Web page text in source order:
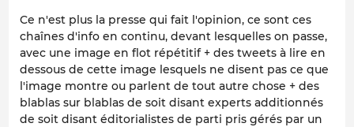
Ce n'est plus la presse qui fait l'opinion, ce sont ces
chaînes d'info en continu, devant lesquelles on passe,
avec une image en flot répétitif + des tweets à lire en
dessous de cette image lesquels ne disent pas ce que
l'image montre ou parlent de tout autre chose + des
blablas sur blablas de soit disant experts additionnés
de soit disant éditorialistes de parti pris gérés par un